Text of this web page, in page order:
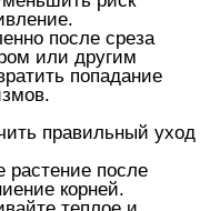
после среза
или другим
попадание
правильный уход
растение после
корней.